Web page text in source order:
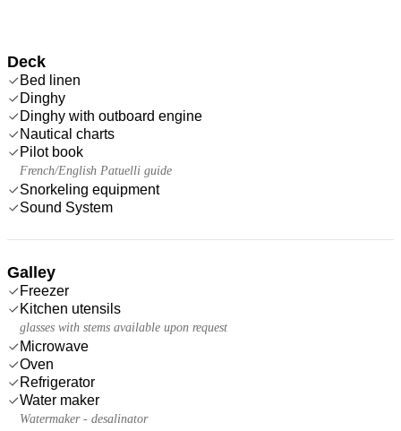
Deck
Bed linen
Dinghy
Dinghy with outboard engine
Nautical charts
Pilot book
French/English Patuelli guide
Snorkeling equipment
Sound System
Galley
Freezer
Kitchen utensils
glasses with stems available upon request
Microwave
Oven
Refrigerator
Water maker
Watermaker - desalinator